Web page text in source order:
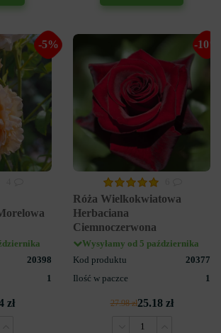
-5%
20398
1
zł
-10%
Róża Wielkokwiatowa
Herbaciana
Ciemnoczerwona
Wysyłamy od 5 października
Kod produktu
20377
Ilość w paczce
1
27.98 zł25.18 zł